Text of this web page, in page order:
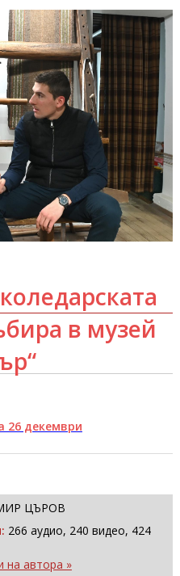
в музей
26 декември
ЦЪРОВ
266 аудио, 240 видео, 424
на автора »